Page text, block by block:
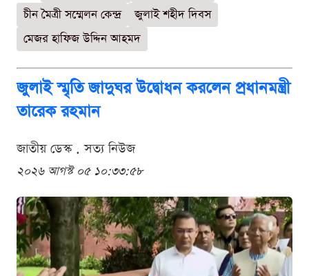
চীন মৈত্রী সম্মেলন কেন্দ্র
জুলাই শহীদ দিবস
মেজর হাফিজ উদ্দিন আহমদ
জুলাই স্মৃতি জাদুঘর উদ্বোধন করলেন প্রধানমন্ত্রী
তারেক রহমান
জাতীয় ডেস্ক . সত্য নিউজ
২০২৬ আগস্ট ০৫ ১০:৩৩:৫৮